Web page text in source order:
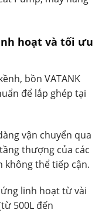
hoạt và tối ưu
bồn VATANK
để lắp ghép tại
vận chuyển qua
thượng của các
không thể tiếp cận.
linh hoạt từ vài
500L đến